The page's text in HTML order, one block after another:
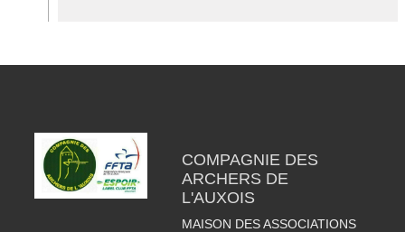
COMPAGNIE DES
ARCHERS DE
L'AUXOIS
MAISON DES ASSOCIATIONS